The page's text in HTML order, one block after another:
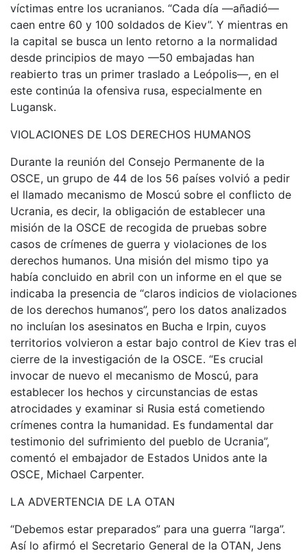
víctimas entre los ucranianos. “Cada día —añadió—
caen entre 60 y 100 soldados de Kiev”. Y mientras en
la capital se busca un lento retorno a la normalidad
desde principios de mayo —50 embajadas han
reabierto tras un primer traslado a Leópolis—, en el
este continúa la ofensiva rusa, especialmente en
Lugansk.
VIOLACIONES DE LOS DERECHOS HUMANOS
Durante la reunión del Consejo Permanente de la
OSCE, un grupo de 44 de los 56 países volvió a pedir
el llamado mecanismo de Moscú sobre el conflicto de
Ucrania, es decir, la obligación de establecer una
misión de la OSCE de recogida de pruebas sobre
casos de crímenes de guerra y violaciones de los
derechos humanos. Una misión del mismo tipo ya
había concluido en abril con un informe en el que se
indicaba la presencia de “claros indicios de violaciones
de los derechos humanos”, pero los datos analizados
no incluían los asesinatos en Bucha e Irpin, cuyos
territorios volvieron a estar bajo control de Kiev tras el
cierre de la investigación de la OSCE. “Es crucial
invocar de nuevo el mecanismo de Moscú, para
establecer los hechos y circunstancias de estas
atrocidades y examinar si Rusia está cometiendo
crímenes contra la humanidad. Es fundamental dar
testimonio del sufrimiento del pueblo de Ucrania”,
comentó el embajador de Estados Unidos ante la
OSCE, Michael Carpenter.
LA ADVERTENCIA DE LA OTAN
“Debemos estar preparados” para una guerra “larga”.
Así lo afirmó el Secretario General de la OTAN, Jens